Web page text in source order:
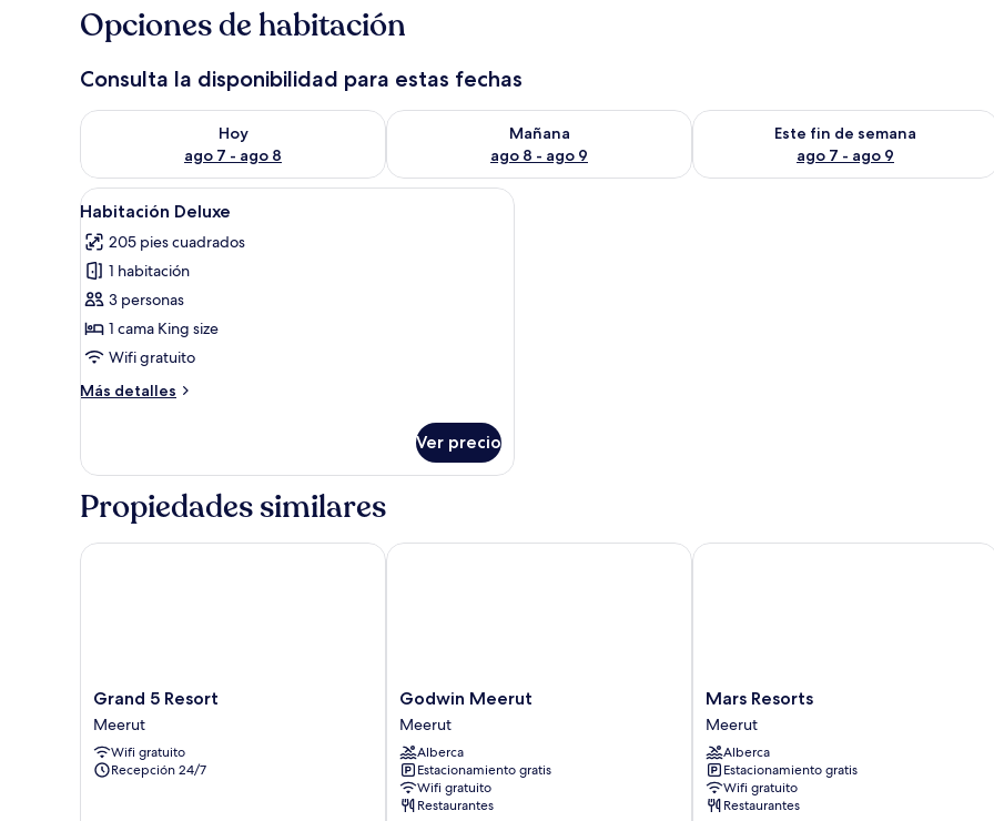
Opciones de habitación
Consulta la disponibilidad para estas fechas
Hoy
ago 7 - ago 8
Consulta la disponibilidad para hoy ago 7 - ago 8
Mañana
ago 8 - ago 9
Consulta la disponibilidad para mañana ago 8 - ago 9
Este fin de semana
ago 7 - ago 9
Consulta la disponibilidad para este
Abrir
todas
las
fotos
de
Habitación
Deluxe
Una cama bien tendida con cabecera de mármol, una pared decorativa de madera y un suelo con
20
Habitación Deluxe
205 pies cuadrados
1 habitación
3 personas
1 cama King size
Wifi gratuito
Más detalles
Más
Deluxe
Ver precio
Propiedades similares
Grand
5
Resort
Meerut
Grand 5 Resort
Meerut
Wifi gratuito
Recepción 24/7
Grand 5 Resort
Godwin
Meerut
Meerut
Godwin Meerut
Meerut
Alberca
Estacionamiento gratis
Wifi gratuito
Restaurantes
Godwin Meerut
Mars
Resorts
Meerut
Mars Resorts
Meerut
Alberca
Estacionamiento gratis
Wifi gratuito
Restaurantes
Mars Resorts